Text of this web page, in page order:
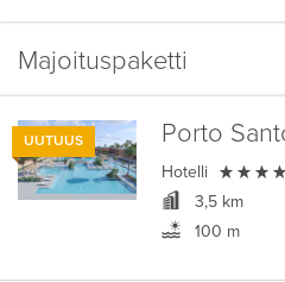
Majoituspaketti
UUTUUS Porto
Hotelli 
3,5 km
100 m